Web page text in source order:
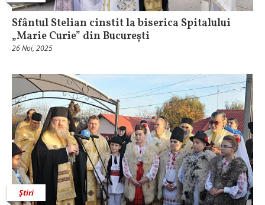
Sfântul Stelian cinstit la biserica Spitalului
„Marie Curie” din București
26 Noi, 2025
Știri